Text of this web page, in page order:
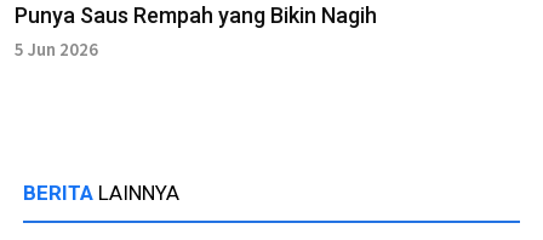
Punya Saus Rempah yang Bikin Nagih
5 Jun 2026
BERITA LAINNYA